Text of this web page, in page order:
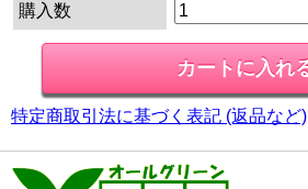
購入数
特定商取引法に基づく表記 (返品など)